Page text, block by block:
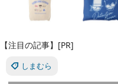
【注目の記事】[PR]
しまむら